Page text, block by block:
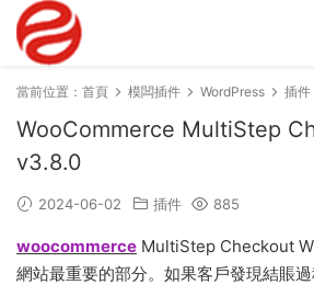
當前位置： 首頁 模闆插件 WordPress 插件
WooCommerce MultiStep
v3.8.0
2024-06-02 插件 885
woocommerce MultiStep Checkout
網站最重要的部分。如果客戶發現結賬